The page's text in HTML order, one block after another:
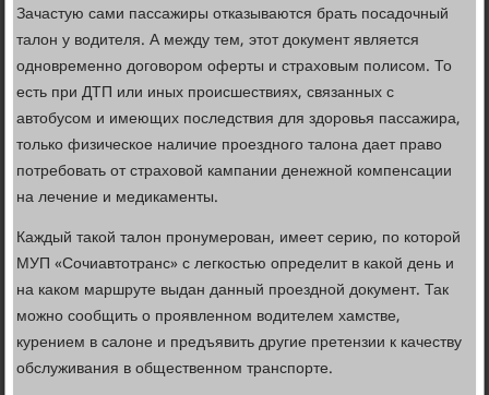
Зачастую сами пассажиры отказываются брать посадочный
талон у водителя. А между тем, этот документ является
одновременно договором оферты и страховым полисом. То
есть при ДТП или иных происшествиях, связанных с
автобусом и имеющих последствия для здоровья пассажира,
только физическое наличие проездного талона дает право
потребовать от страховой кампании денежной компенсации
на лечение и медикаменты.
Каждый такой талон пронумерован, имеет серию, по которой
МУП «Сочиавтотранс» с легкостью определит в какой день и
на каком маршруте выдан данный проездной документ. Так
можно сообщить о проявленном водителем хамстве,
курением в салоне и предъявить другие претензии к качеству
обслуживания в общественном транспорте.